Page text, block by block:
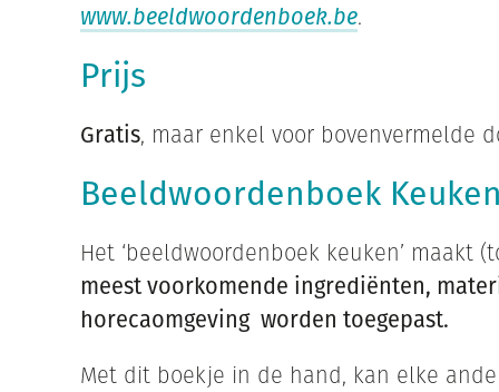
www.beeldwoordenboek.be.
Prijs
Gratis, maar enkel voor bovenvermelde
Beeldwoordenboek
Het ‘beeldwoordenboek keuken’ maakt
meest voorkomende ingrediënten,
horecaomgeving worden toegepast.
Met dit boekje in de hand, kan elke